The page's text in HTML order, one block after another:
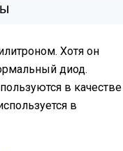
Хотя он
диод.
в качестве
в